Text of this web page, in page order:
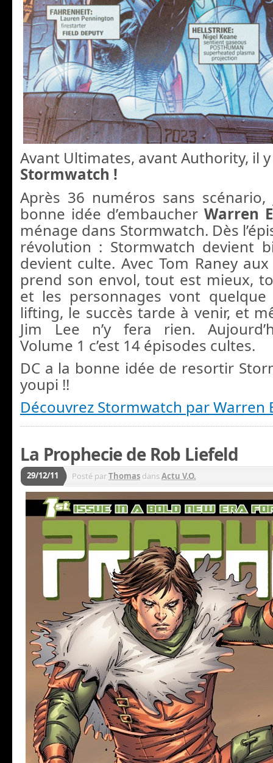
Avant Ultimates, avant Authority, il
Stormwatch !
Après 36 numéros sans
bonne idée d’embaucherWarren
ménage dans Stormwatch. Dès
révolution : Stormwatch devient
devient culte. Avec Tom Raney
prend son envol, tout est mieux,
et les personnages vont
lifting, le succès tarde à venir, et
Jim Lee n’y fera rien.
Volume 1 c’est 14 épisodes cultes.
DC a la bonne idée de resortir
youpi !!
Découvrez Stormwatch par Warren
La Prophecie de Rob Liefeld
29/12/11 Posté parThomas dansActu V.O.